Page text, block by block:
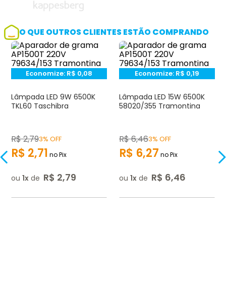
O QUE OUTROS CLIENTES ESTÃO COMPRANDO
Economize: R$ 0,08
Lâmpada LED 9W 6500K
TKL60 Taschibra
R$2,793% OFF
R$ 2,71 no Pix
ou 1 de R$ 2,79
Economize: R$ 0,19
Lâmpada LED 15W 6500K
58020/355 Tramontina
R$6,463% OFF
R$ 6,27 no Pix
ou 1 de R$ 6,46